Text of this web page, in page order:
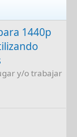
1440p
y/o trabajar